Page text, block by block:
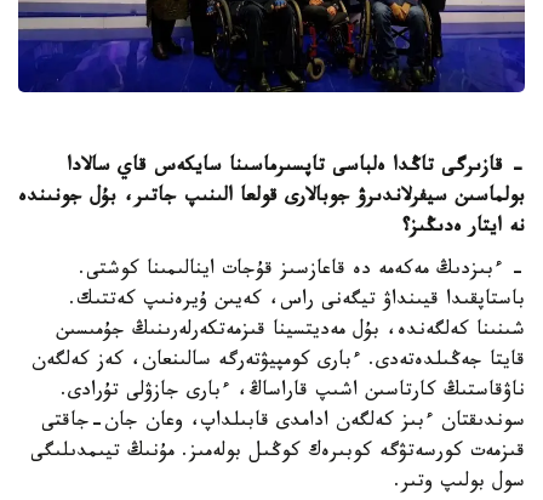
- قازىرگى تاڭدا ەلباسى تاپسىرماسىنا سايكەس قاي سالادا
بولماسىن سيفرلاندىرۋ جوبالارى قولعا الىنىپ جاتىر، بۇل جونىندە
نە ايتار ەدىڭىز؟
- ءبىزدىڭ مەكەمە دە قاعازسىز قۇجات اينالىمىنا كوشتى.
باستاپقىدا قيىنداۋ تيگەنى راس، كەيىن ۇيرەنىپ كەتتىك.
شىنىنا كەلگەندە، بۇل مەديتسينا قىزمەتكەرلەرىنىڭ جۇمىسىن
قايتا جەڭىلدەتەدى. ءبارى كومپيۋتەرگە سالىنعان، كەز كەلگەن
ناۋقاستىڭ كارتاسىن اشىپ قاراساڭ، ءبارى جازۋلى تۇرادى.
سوندىقتان ءبىز كەلگەن ادامدى قابىلداپ، وعان جان-جاقتى
قىزمەت كورسەتۋگە كوبىرەك كوڭىل بولەمىز. مۇنىڭ تيىمدىلىگى
سول بولىپ وتىر.